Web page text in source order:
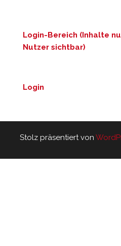
Login-Bereich (Inhalte
Nutzer sichtbar)
Login
Stolz präsentiert von